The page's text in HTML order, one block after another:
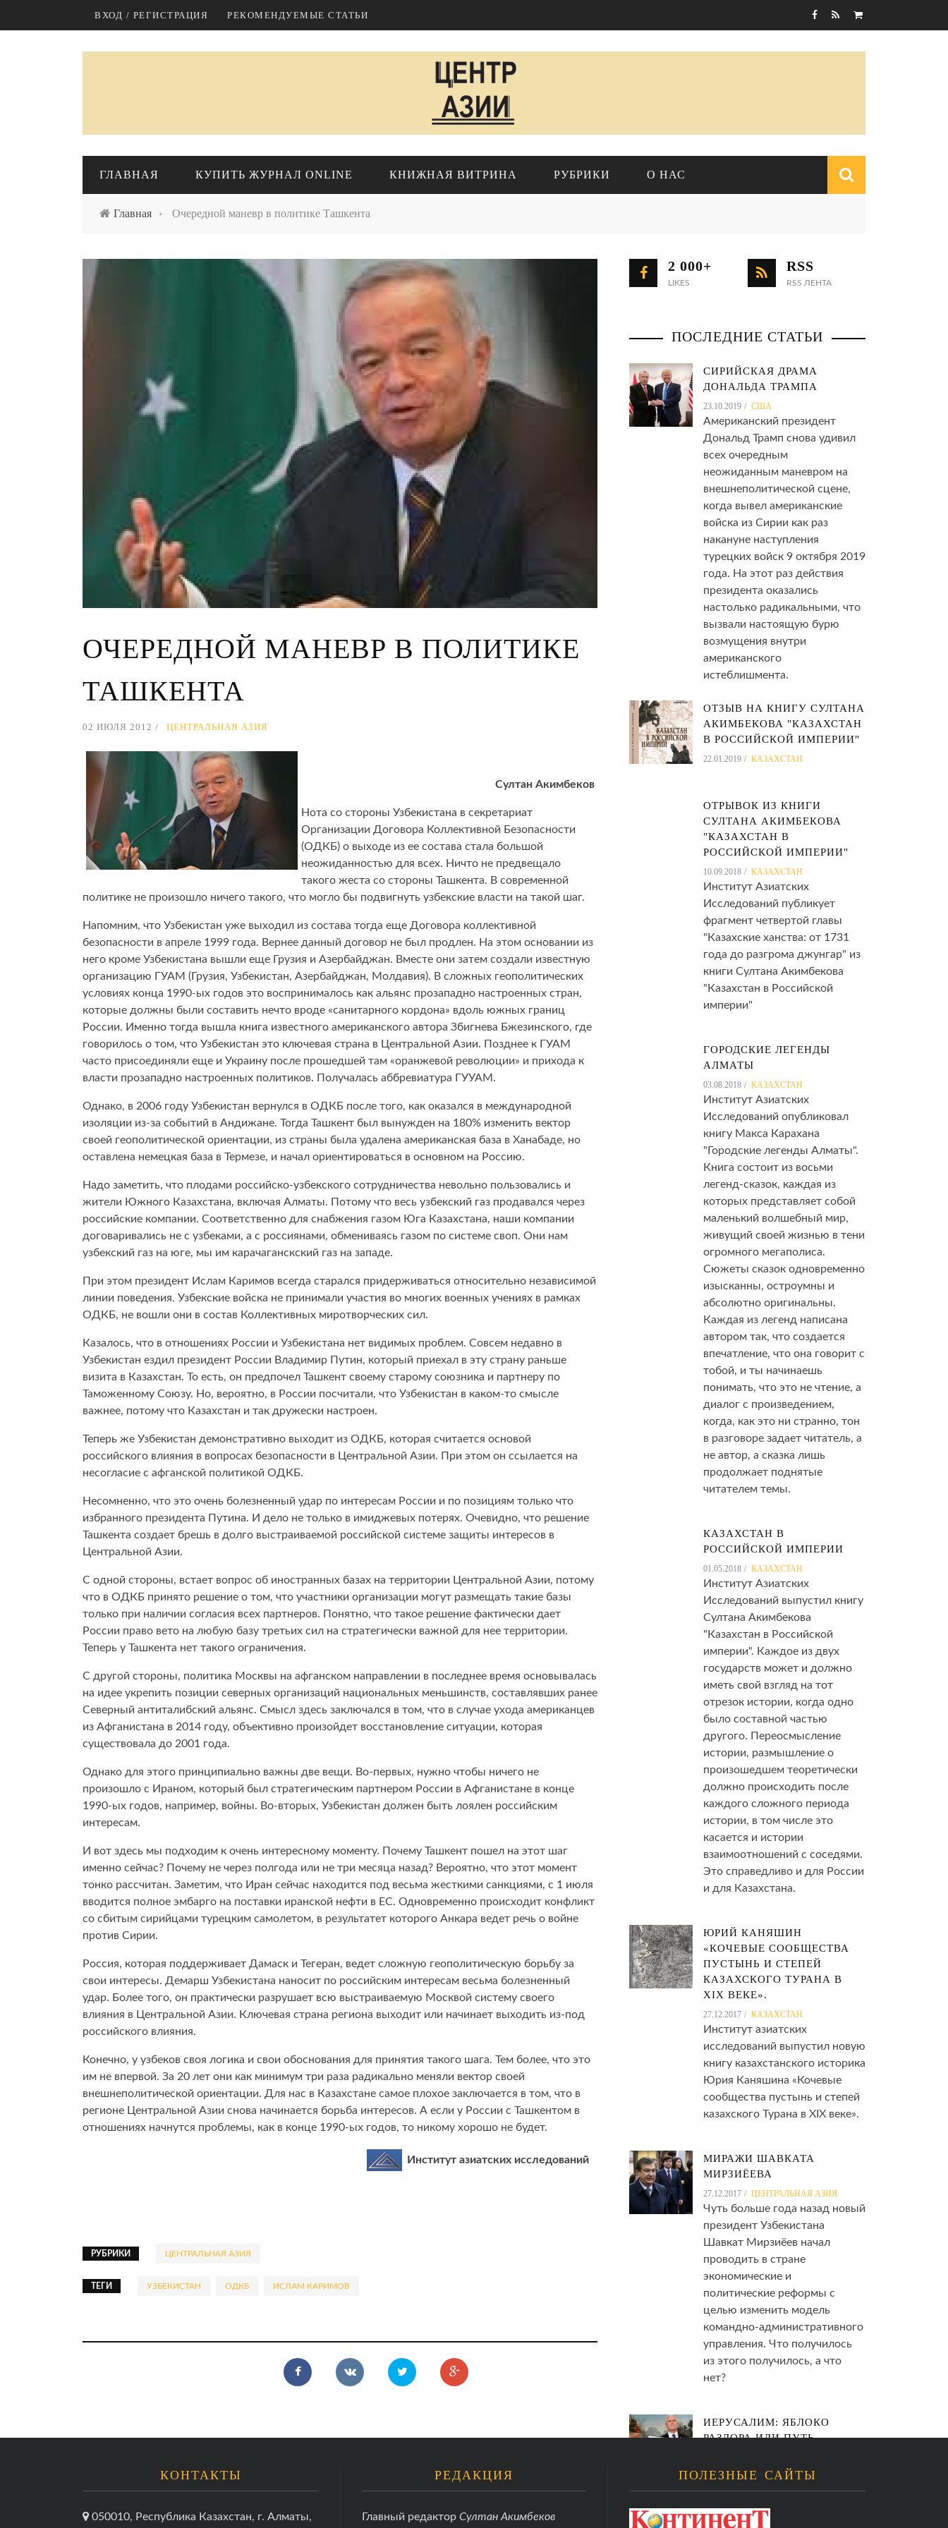
ВХОД / РЕГИСТРАЦИЯ РЕКОМЕНДУЕМЫЕ СТАТЬИ
ГЛАВНАЯ КУПИТЬ ЖУРНАЛ ONLINE КНИЖНАЯ ВИТРИНА РУБРИКИ
Геополитика
Азия
Центральная Азия
Европа
США
Ближний восток
Выступления и интервью
сотрудников
О НАС
РЕДАКЦИЯ
Главная › Очередной маневр в политике Ташкента
ОЧЕРЕДНОЙ МАНЕВР В ПОЛИТИКЕ
ТАШКЕНТА
02 ИЮЛЯ 2012 ЦЕНТРАЛЬНАЯ АЗИЯ
Султан Акимбеков
Нота со стороны Узбекистана в секретариат
Организации Договора Коллективной Безопасности
(ОДКБ) о выходе из ее состава стала большой
неожиданностью для всех. Ничто не предвещало
такого жеста со стороны Ташкента. В современной
политике не произошло ничего такого, что могло бы подвигнуть узбекские власти на такой шаг.
Напомним, что Узбекистан уже выходил из состава тогда еще Договора коллективной
безопасности в апреле 1999 года. Вернее данный договор не был продлен. На этом основании из
него кроме Узбекистана вышли еще Грузия и Азербайджан. Вместе они затем создали известную
организацию ГУАМ (Грузия, Узбекистан, Азербайджан, Молдавия). В сложных геополитических
условиях конца 1990-ых годов это воспринималось как альянс прозападно настроенных стран,
которые должны были составить нечто вроде «санитарного кордона» вдоль южных границ
России. Именно тогда вышла книга известного американского автора Збигнева Бжезинского, где
говорилось о том, что Узбекистан это ключевая страна в Центральной Азии. Позднее к ГУАМ
часто присоединяли еще и Украину после прошедшей там «оранжевой революции» и прихода к
власти прозападно настроенных политиков. Получалась аббревиатура ГУУАМ.
Однако, в 2006 году Узбекистан вернулся в ОДКБ после того, как оказался в международной
изоляции из-за событий в Андижане. Тогда Ташкент был вынужден на 180% изменить вектор
своей геополитической ориентации, из страны была удалена американская база в Ханабаде, но
оставлена немецкая база в Термезе, и начал ориентироваться в основном на Россию.
Надо заметить, что плодами российско-узбекского сотрудничества невольно пользовались и
жители Южного Казахстана, включая Алматы. Потому что весь узбекский газ продавался через
российские компании. Соответственно для снабжения газом Юга Казахстана, наши компании
договаривались не с узбеками, а с россиянами, обмениваясь газом по системе своп. Они нам
узбекский газ на юге, мы им карачаганскский газ на западе.
При этом президент Ислам Каримов всегда старался придерживаться относительно независимой
линии поведения. Узбекские войска не принимали участия во многих военных учениях в рамках
ОДКБ, не вошли они в состав Коллективных миротворческих сил.
Казалось, что в отношениях России и Узбекистана нет видимых проблем. Совсем недавно в
Узбекистан ездил президент России Владимир Путин, который приехал в эту страну раньше
визита в Казахстан. То есть, он предпочел Ташкент своему старому союзника и партнеру по
Таможенному Союзу. Но, вероятно, в России посчитали, что Узбекистан в каком-то смысле
важнее, потому что Казахстан и так дружески настроен.
Теперь же Узбекистан демонстративно выходит из ОДКБ, которая считается основой
российского влияния в вопросах безопасности в Центральной Азии. При этом он ссылается на
несогласие с афганской политикой ОДКБ.
Несомненно, что это очень болезненный удар по интересам России и по позициям только что
избранного президента Путина. И дело не только в имиджевых потерях. Очевидно, что решение
Ташкента создает брешь в долго выстраиваемой российской системе защиты интересов в
Центральной Азии.
С одной стороны, встает вопрос об иностранных базах на территории Центральной Азии, потому
что в ОДКБ принято решение о том, что участники организации могут размещать такие базы
только при наличии согласия всех партнеров. Понятно, что такое решение фактически дает
России право вето на любую базу третьих сил на стратегически важной для нее территории.
Теперь у Ташкента нет такого ограничения.
С другой стороны, политика Москвы на афганском направлении в последнее время основывалась
на идее укрепить позиции северных организаций национальных меньшинств, составлявших ранее
Северный антиталибский альянс. Смысл здесь заключался в том, что в случае ухода американцев
из Афганистана в 2014 году, объективно произойдет восстановление ситуации, которая
существовала до 2001 года.
Однако для этого принципиально важны две вещи. Во-первых, нужно чтобы ничего не
произошло с Ираном, который был стратегическим партнером России в Афганистане в конце
1990-ых годов, например, войны. Во-вторых, Узбекистан должен быть лоялен российским
интересам.
И вот здесь мы подходим к очень интересному моменту. Почему Ташкент пошел на этот шаг
именно сейчас? Почему не через полгода или не три месяца назад? Вероятно, что этот момент
тонко рассчитан. Заметим, что Иран сейчас находится под весьма жесткими санкциями, с 1 июля
вводится полное эмбарго на поставки иранской нефти в ЕС. Одновременно происходит конфликт
со сбитым сирийцами турецким самолетом, в результатет которого Анкара ведет речь о войне
против Сирии.
Россия, которая поддерживает Дамаск и Тегеран, ведет сложную геополитическую борьбу за
свои интересы. Демарш Узбекистана наносит по российским интересам весьма болезненный
удар. Более того, он практически разрушает всю выстраиваемую Москвой систему своего
влияния в Центральной Азии. Ключевая страна региона выходит или начинает выходить из-под
российского влияния.
Конечно, у узбеков своя логика и свои обоснования для принятия такого шага. Тем более, что это
им не впервой. За 20 лет они как минимум три раза радикально меняли вектор своей
внешнеполитической ориентации. Для нас в Казахстане самое плохое заключается в том, что в
регионе Центральной Азии снова начинается борьба интересов. А если у России с Ташкентом в
отношениях начнутся проблемы, как в конце 1990-ых годов, то никому хорошо не будет.
Институт азиатских исследований
РУБРИКИ ЦЕНТРАЛЬНАЯ АЗИЯ
ТЕГИ УЗБЕКИСТАН ОДКБ ИСЛАМ КАРИМОВ
2 000+
LIKES
RSS
RSS ЛЕНТА
ПОСЛЕДНИЕ СТАТЬИ
СИРИЙСКАЯ ДРАМА
ДОНАЛЬДА ТРАМПА
23.10.2019 США
Американский президент
Дональд Трамп снова удивил
всех очередным
неожиданным маневром на
внешнеполитической сцене,
когда вывел американские
войска из Сирии как раз
накануне наступления
турецких войск 9 октября 2019
года. На этот раз действия
президента оказались
настолько радикальными, что
вызвали настоящую бурю
возмущения внутри
американского
истеблишмента.
ОТЗЫВ НА КНИГУ СУЛТАНА
АКИМБЕКОВА "КАЗАХСТАН
В РОССИЙСКОЙ ИМПЕРИИ"
22.01.2019 КАЗАХСТАН
ОТРЫВОК ИЗ КНИГИ
СУЛТАНА АКИМБЕКОВА
"КАЗАХСТАН В
РОССИЙСКОЙ ИМПЕРИИ"
10.09.2018 КАЗАХСТАН
Институт Азиатских
Исследований публикует
фрагмент четвертой главы
"Казахские ханства: от 1731
года до разгрома джунгар" из
книги Султана Акимбекова
"Казахстан в Российской
империи"
ГОРОДСКИЕ ЛЕГЕНДЫ
АЛМАТЫ
03.08.2018 КАЗАХСТАН
Институт Азиатских
Исследований опубликовал
книгу Макса Карахана
"Городские легенды Алматы".
Книга состоит из восьми
легенд-сказок, каждая из
которых представляет собой
маленький волшебный мир,
живущий своей жизнью в тени
огромного мегаполиса.
Сюжеты сказок одновременно
изысканны, остроумны и
абсолютно оригинальны.
Каждая из легенд написана
автором так, что создается
впечатление, что она говорит с
тобой, и ты начинаешь
понимать, что это не чтение, а
диалог с произведением,
когда, как это ни странно, тон
в разговоре задает читатель, а
не автор, а сказка лишь
продолжает поднятые
читателем темы.
КАЗАХСТАН В
РОССИЙСКОЙ ИМПЕРИИ
01.05.2018 КАЗАХСТАН
Институт Азиатских
Исследований выпустил книгу
Султана Акимбекова
"Казахстан в Российской
империи". Каждое из двух
государств может и должно
иметь свой взгляд на тот
отрезок истории, когда одно
было составной частью
другого. Переосмысление
истории, размышление о
произошедшем теоретически
должно происходить после
каждого сложного периода
истории, в том числе это
касается и истории
взаимоотношений с соседями.
Это справедливо и для России
и для Казахстана.
ЮРИЙ КАНЯШИН
«КОЧЕВЫЕ СООБЩЕСТВА
ПУСТЫНЬ И СТЕПЕЙ
КАЗАХСКОГО ТУРАНА В
XIX ВЕКЕ».
27.12.2017 КАЗАХСТАН
Институт азиатских
исследований выпустил новую
книгу казахстанского историка
Юрия Каняшина «Кочевые
сообщества пустынь и степей
казахского Турана в XIX веке».
МИРАЖИ ШАВКАТА
МИРЗИЁЕВА
27.12.2017 ЦЕНТРАЛЬНАЯ АЗИЯ
Чуть больше года назад новый
президент Узбекистана
Шавкат Мирзиёев начал
проводить в стране
экономические и
политические реформы с
целью изменить модель
командно-административного
управления. Что получилось
из этого получилось, а что
нет?
ИЕРУСАЛИМ: ЯБЛОКО
РАЗДОРА ИЛИ ПУТЬ
15.12.2017 МИР
Иерусалим столицей Израиля,
КОНТАКТЫ
050010, Республика Казахстан, г. Алматы,
РЕДАКЦИЯ
Главный редактор Султан Акимбеков
ПОЛЕЗНЫЕ САЙТЫ